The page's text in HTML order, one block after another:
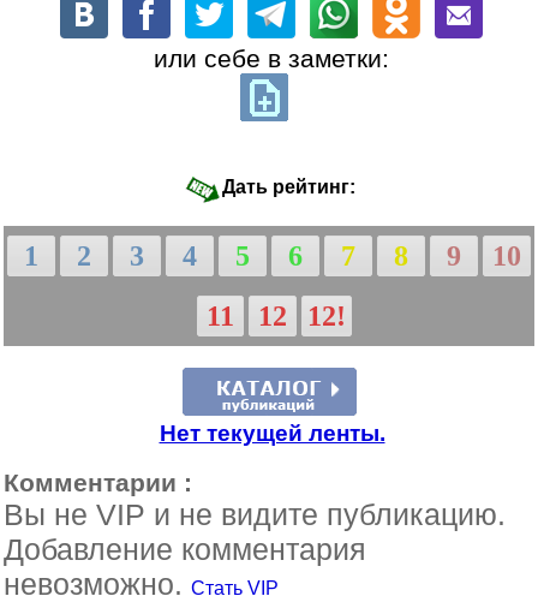
или себе в заметки:
Дать рейтинг:
1 2 3 4 5 6 7 8 9
10
11
12 12!
Нет текущей ленты.
Комментарии :
Вы не VIP и не видите публикацию.
Добавление комментария
невозможно. Стать VIP